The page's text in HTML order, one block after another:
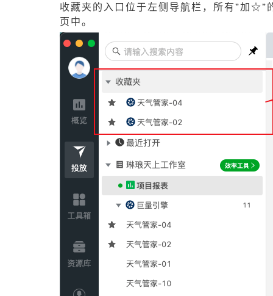
收藏夹的入口位于左侧导航栏，所有”加☆”
页中。